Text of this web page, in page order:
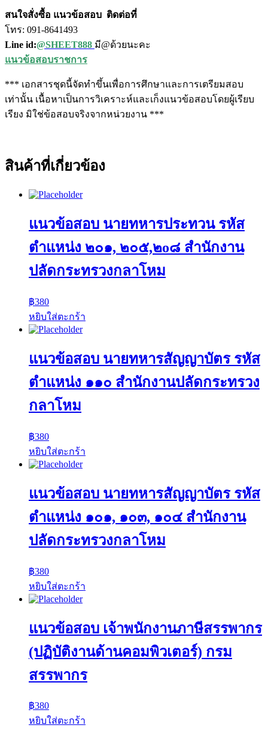
สนใจสั่งซื้อ แนวข้อสอบ ติดต่อที่
โทร: 091-8641493
Line id:@SHEET888 มี@ด้วยนะคะ
แนวข้อสอบราชการ
*** เอกสารชุดนี้จัดทำขึ้นเพื่อการศึกษาและการเตรียมสอบ
เท่านั้น เนื้อหาเป็นการวิเคราะห์และเก็งแนวข้อสอบโดยผู้เรียบ
เรียง มิใช่ข้อสอบจริงจากหน่วยงาน ***
สินค้าที่เกี่ยวข้อง
แนวข้อสอบ นายทหารประทวน รหัส
ตำแหน่ง ๒๐๑, ๒๐๕,๒o๘ สำนักงาน
ปลัดกระทรวงกลาโหม
฿380
หยิบใส่ตะกร้า
แนวข้อสอบ นายทหารสัญญาบัตร รหัส
ตำแหน่ง ๑๑๐ สำนักงานปลัดกระทรวง
กลาโหม
฿380
หยิบใส่ตะกร้า
แนวข้อสอบ นายทหารสัญญาบัตร รหัส
ตำแหน่ง ๑๐๑, ๑๐๓, ๑๐๔ สำนักงาน
ปลัดกระทรวงกลาโหม
฿380
หยิบใส่ตะกร้า
แนวข้อสอบ เจ้าพนักงานภาษีสรรพากร
(ปฏิบัติงานด้านคอมพิวเตอร์) กรม
สรรพากร
฿380
หยิบใส่ตะกร้า